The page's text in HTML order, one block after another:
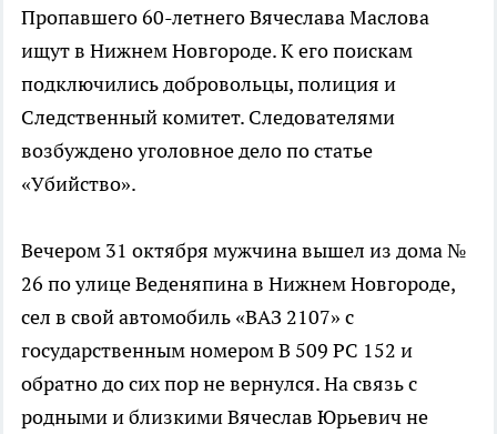
Пропавшего 60-летнего Вячеслава Маслова
ищут в Нижнем Новгороде. К его поискам
подключились добровольцы, полиция и
Следственный комитет. Следователями
возбуждено уголовное дело по статье
«Убийство».
Вечером 31 октября мужчина вышел из дома №
26 по улице Веденяпина в Нижнем Новгороде,
сел в свой автомобиль «ВАЗ 2107» с
государственным номером В 509 РС 152 и
обратно до сих пор не вернулся. На связь с
родными и близкими Вячеслав Юрьевич не